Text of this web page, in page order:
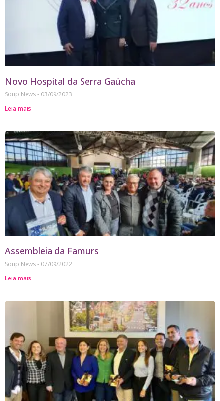
Novo Hospital da Serra Gaúcha
Soup News
03/09/2023
Leia mais
Assembleia da Famurs
Soup News
07/09/2022
Leia mais